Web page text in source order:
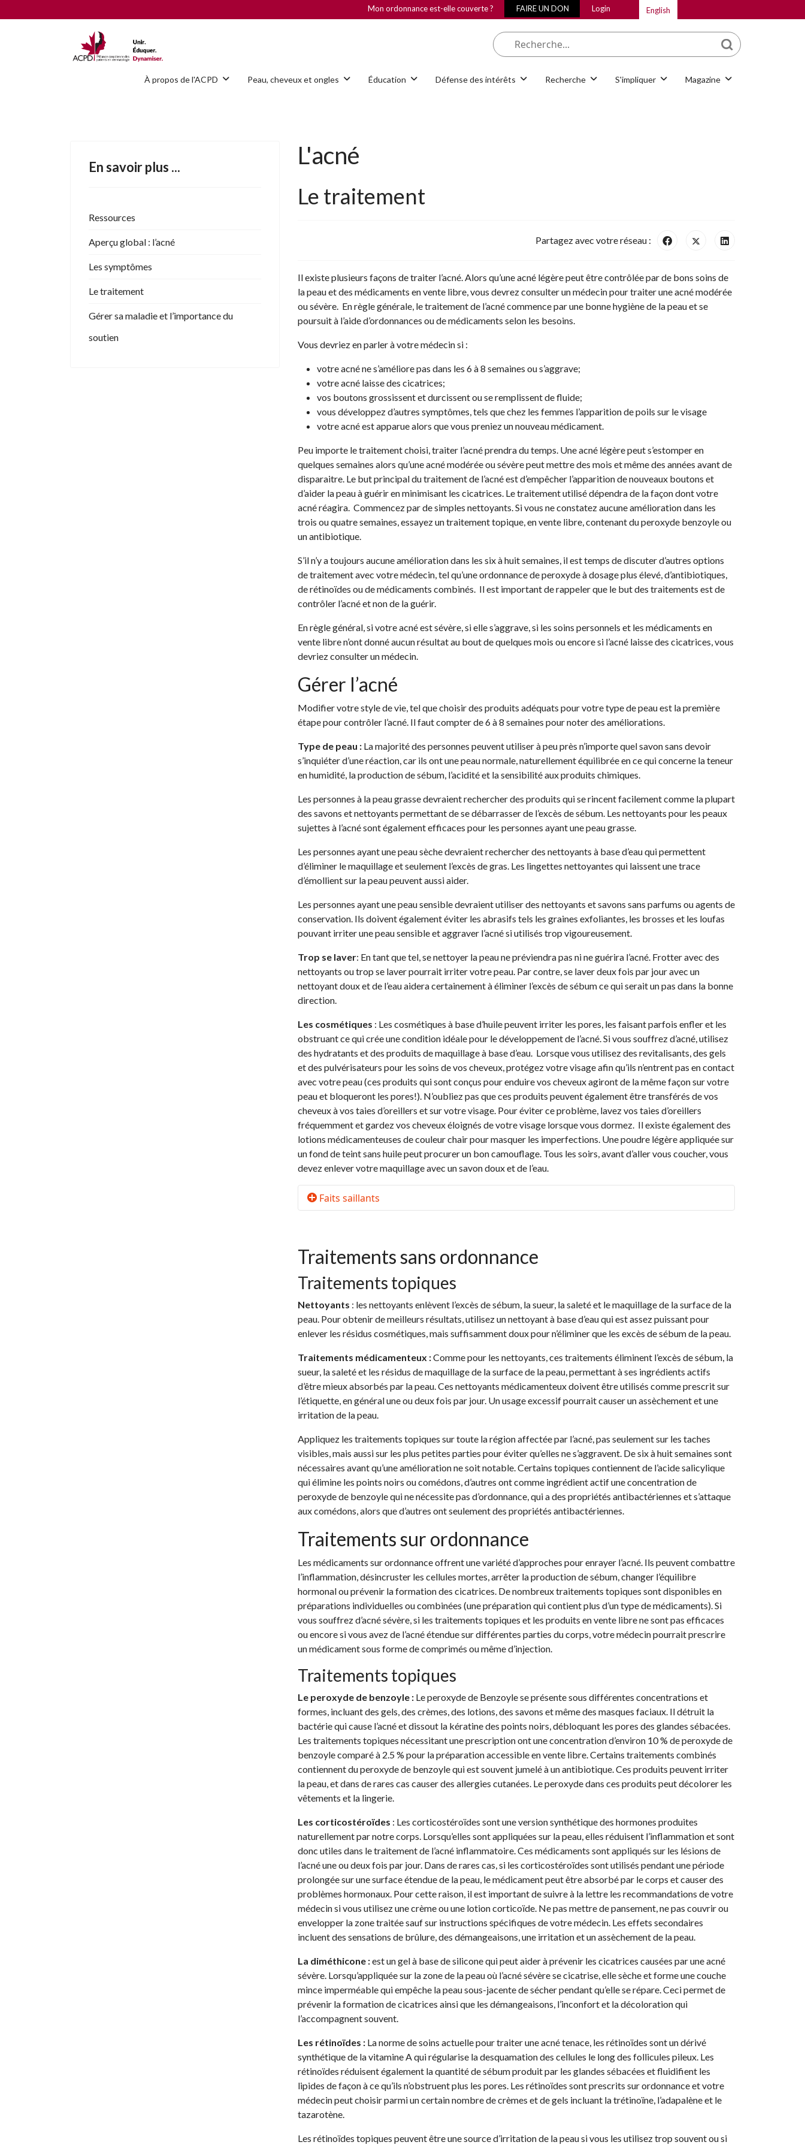
À propos de l'ACPD Peau, cheveux et ongles Éducation Défense des intérêts Recherche S'impliquer Magazine
Mon ordonnance est-elle couverte ? FAIRE UN DON Login English
Que cherchez-vous
En savoir plus ...
Ressources
Aperçu global : l’acné
Les symptômes
Le traitement
Gérer sa maladie et l’importance du
soutien
L'acné
Le traitement
Partagez avec votre réseau :
Il existe plusieurs façons de traiter l’acné. Alors qu’une acné légère peut être contrôlée par de bons soins de
la peau et des médicaments en vente libre, vous devrez consulter un médecin pour traiter une acné modérée
ou sévère. En règle générale, le traitement de l’acné commence par une bonne hygiène de la peau et se
poursuit à l’aide d’ordonnances ou de médicaments selon les besoins.
Vous devriez en parler à votre médecin si :
votre acné ne s’améliore pas dans les 6 à 8 semaines ou s’aggrave;
votre acné laisse des cicatrices;
vos boutons grossissent et durcissent ou se remplissent de fluide;
vous développez d’autres symptômes, tels que chez les femmes l’apparition de poils sur le visage
votre acné est apparue alors que vous preniez un nouveau médicament.
Peu importe le traitement choisi, traiter l’acné prendra du temps. Une acné légère peut s’estomper en
quelques semaines alors qu’une acné modérée ou sévère peut mettre des mois et même des années avant de
disparaitre. Le but principal du traitement de l’acné est d’empêcher l’apparition de nouveaux boutons et
d’aider la peau à guérir en minimisant les cicatrices. Le traitement utilisé dépendra de la façon dont votre
acné réagira. Commencez par de simples nettoyants. Si vous ne constatez aucune amélioration dans les
trois ou quatre semaines, essayez un traitement topique, en vente libre, contenant du peroxyde benzoyle ou
un antibiotique.
S’il n’y a toujours aucune amélioration dans les six à huit semaines, il est temps de discuter d’autres options
de traitement avec votre médecin, tel qu’une ordonnance de peroxyde à dosage plus élevé, d’antibiotiques,
de rétinoïdes ou de médicaments combinés. Il est important de rappeler que le but des traitements est de
contrôler l’acné et non de la guérir.
En règle général, si votre acné est sévère, si elle s’aggrave, si les soins personnels et les médicaments en
vente libre n’ont donné aucun résultat au bout de quelques mois ou encore si l’acné laisse des cicatrices, vous
devriez consulter un médecin.
Gérer l’acné
Modifier votre style de vie, tel que choisir des produits adéquats pour votre type de peau est la première
étape pour contrôler l’acné. Il faut compter de 6 à 8 semaines pour noter des améliorations.
Type de peau : La majorité des personnes peuvent utiliser à peu près n’importe quel savon sans devoir
s’inquiéter d’une réaction, car ils ont une peau normale, naturellement équilibrée en ce qui concerne la teneur
en humidité, la production de sébum, l’acidité et la sensibilité aux produits chimiques.
Les personnes à la peau grasse devraient rechercher des produits qui se rincent facilement comme la plupart
des savons et nettoyants permettant de se débarrasser de l’excès de sébum. Les nettoyants pour les peaux
sujettes à l’acné sont également efficaces pour les personnes ayant une peau grasse.
Les personnes ayant une peau sèche devraient rechercher des nettoyants à base d’eau qui permettent
d’éliminer le maquillage et seulement l’excès de gras. Les lingettes nettoyantes qui laissent une trace
d’émollient sur la peau peuvent aussi aider.
Les personnes ayant une peau sensible devraient utiliser des nettoyants et savons sans parfums ou agents de
conservation. Ils doivent également éviter les abrasifs tels les graines exfoliantes, les brosses et les loufas
pouvant irriter une peau sensible et aggraver l’acné si utilisés trop vigoureusement.
Trop se laver: En tant que tel, se nettoyer la peau ne préviendra pas ni ne guérira l’acné. Frotter avec des
nettoyants ou trop se laver pourrait irriter votre peau. Par contre, se laver deux fois par jour avec un
nettoyant doux et de l’eau aidera certainement à éliminer l’excès de sébum ce qui serait un pas dans la bonne
direction.
Les cosmétiques : Les cosmétiques à base d’huile peuvent irriter les pores, les faisant parfois enfler et les
obstruant ce qui crée une condition idéale pour le développement de l’acné. Si vous souffrez d’acné, utilisez
des hydratants et des produits de maquillage à base d’eau. Lorsque vous utilisez des revitalisants, des gels
et des pulvérisateurs pour les soins de vos cheveux, protégez votre visage afin qu’ils n’entrent pas en contact
avec votre peau (ces produits qui sont conçus pour enduire vos cheveux agiront de la même façon sur votre
peau et bloqueront les pores!). N’oubliez pas que ces produits peuvent également être transférés de vos
cheveux à vos taies d’oreillers et sur votre visage. Pour éviter ce problème, lavez vos taies d’oreillers
fréquemment et gardez vos cheveux éloignés de votre visage lorsque vous dormez. Il existe également des
lotions médicamenteuses de couleur chair pour masquer les imperfections. Une poudre légère appliquée sur
un fond de teint sans huile peut procurer un bon camouflage. Tous les soirs, avant d’aller vous coucher, vous
devez enlever votre maquillage avec un savon doux et de l’eau.
Faits saillants
Traitements sans ordonnance
Traitements topiques
Nettoyants : les nettoyants enlèvent l’excès de sébum, la sueur, la saleté et le maquillage de la surface de la
peau. Pour obtenir de meilleurs résultats, utilisez un nettoyant à base d’eau qui est assez puissant pour
enlever les résidus cosmétiques, mais suffisamment doux pour n’éliminer que les excès de sébum de la peau.
Traitements médicamenteux :Comme pour les nettoyants, ces traitements éliminent l’excès de sébum, la
sueur, la saleté et les résidus de maquillage de la surface de la peau, permettant à ses ingrédients actifs
d’être mieux absorbés par la peau. Ces nettoyants médicamenteux doivent être utilisés comme prescrit sur
l’étiquette, en général une ou deux fois par jour. Un usage excessif pourrait causer un assèchement et une
irritation de la peau.
Appliquez les traitements topiques sur toute la région affectée par l’acné, pas seulement sur les taches
visibles, mais aussi sur les plus petites parties pour éviter qu’elles ne s’aggravent. De six à huit semaines sont
nécessaires avant qu’une amélioration ne soit notable. Certains topiques contiennent de l’acide salicylique
qui élimine les points noirs ou comédons, d’autres ont comme ingrédient actif une concentration de
peroxyde de benzoyle qui ne nécessite pas d’ordonnance, qui a des propriétés antibactériennes et s’attaque
aux comédons, alors que d’autres ont seulement des propriétés antibactériennes.
Traitements sur ordonnance
Les médicaments sur ordonnance offrent une variété d’approches pour enrayer l’acné. Ils peuvent combattre
l’inflammation, désincruster les cellules mortes, arrêter la production de sébum, changer l’équilibre
hormonal ou prévenir la formation des cicatrices. De nombreux traitements topiques sont disponibles en
préparations individuelles ou combinées (une préparation qui contient plus d’un type de médicaments). Si
vous souffrez d’acné sévère, si les traitements topiques et les produits en vente libre ne sont pas efficaces
ou encore si vous avez de l’acné étendue sur différentes parties du corps, votre médecin pourrait prescrire
un médicament sous forme de comprimés ou même d’injection.
Traitements topiques
Le peroxyde de benzoyle : Le peroxyde de Benzoyle se présente sous différentes concentrations et
formes, incluant des gels, des crèmes, des lotions, des savons et même des masques faciaux. Il détruit la
bactérie qui cause l’acné et dissout la kératine des points noirs, débloquant les pores des glandes sébacées.
Les traitements topiques nécessitant une prescription ont une concentration d’environ 10 % de peroxyde de
benzoyle comparé à 2.5 % pour la préparation accessible en vente libre. Certains traitements combinés
contiennent du peroxyde de benzoyle qui est souvent jumelé à un antibiotique. Ces produits peuvent irriter
la peau, et dans de rares cas causer des allergies cutanées. Le peroxyde dans ces produits peut décolorer les
vêtements et la lingerie.
Les corticostéroïdes : Les corticostéroïdes sont une version synthétique des hormones produites
naturellement par notre corps. Lorsqu’elles sont appliquées sur la peau, elles réduisent l’inflammation et sont
donc utiles dans le traitement de l’acné inflammatoire. Ces médicaments sont appliqués sur les lésions de
l’acné une ou deux fois par jour. Dans de rares cas, si les corticostéroïdes sont utilisés pendant une période
prolongée sur une surface étendue de la peau, le médicament peut être absorbé par le corps et causer des
problèmes hormonaux. Pour cette raison, il est important de suivre à la lettre les recommandations de votre
médecin si vous utilisez une crème ou une lotion corticoïde. Ne pas mettre de pansement, ne pas couvrir ou
envelopper la zone traitée sauf sur instructions spécifiques de votre médecin. Les effets secondaires
incluent des sensations de brûlure, des démangeaisons, une irritation et un assèchement de la peau.
La diméthicone :est un gel à base de silicone qui peut aider à prévenir les cicatrices causées par une acné
sévère. Lorsqu’appliquée sur la zone de la peau où l’acné sévère se cicatrise, elle sèche et forme une couche
mince imperméable qui empêche la peau sous-jacente de sécher pendant qu’elle se répare. Ceci permet de
prévenir la formation de cicatrices ainsi que les démangeaisons, l’inconfort et la décoloration qui
l’accompagnent souvent.
Les rétinoïdes : La norme de soins actuelle pour traiter une acné tenace, les rétinoïdes sont un dérivé
synthétique de la vitamine A qui régularise la desquamation des cellules le long des follicules pileux. Les
rétinoïdes réduisent également la quantité de sébum produit par les glandes sébacées et fluidifient les
lipides de façon à ce qu’ils n’obstruent plus les pores. Les rétinoïdes sont prescrits sur ordonnance et votre
médecin peut choisir parmi un certain nombre de crèmes et de gels incluant la trétinoïne, l’adapalène et le
tazarotène.
Les rétinoïdes topiques peuvent être une source d’irritation de la peau si vous les utilisez trop souvent ou si